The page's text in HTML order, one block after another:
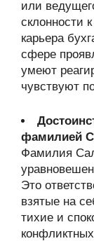
или
склонности
карьера
сфере
умеют
чувствуют
фамилией
Фамилия
Это
взятые на
тихие и